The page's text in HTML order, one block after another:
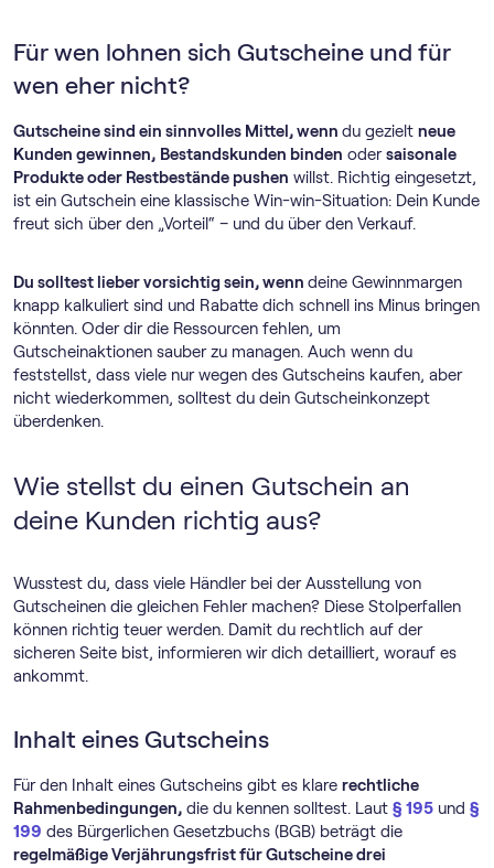
Für wen lohnen sich Gutscheine und für
wen eher nicht?
Gutscheine sind ein sinnvolles Mittel, wenn du gezielt neue
Kunden gewinnen, Bestandskunden binden odersaisonale
Produkte oder Restbestände pushen willst. Richtig eingesetzt,
ist ein Gutschein eine klassische Win-win-Situation: Dein Kunde
freut sich über den „Vorteil“ – und du über den Verkauf.
Du solltest lieber vorsichtig sein, wenn deine Gewinnmargen
knapp kalkuliert sind und Rabatte dich schnell ins Minus bringen
könnten. Oder dir die Ressourcen fehlen, um
Gutscheinaktionen sauber zu managen. Auch wenn du
feststellst, dass viele nur wegen des Gutscheins kaufen, aber
nicht wiederkommen, solltest du dein Gutscheinkonzept
überdenken.
Wie stellst du einen Gutschein an
deine Kunden richtig aus?
Wusstest du, dass viele Händler bei der Ausstellung von
Gutscheinen die gleichen Fehler machen? Diese Stolperfallen
können richtig teuer werden. Damit du rechtlich auf der
sicheren Seite bist, informieren wir dich detailliert, worauf es
ankommt.
Inhalt eines Gutscheins
Für den Inhalt eines Gutscheins gibt es klare rechtliche
Rahmenbedingungen, die du kennen solltest. Laut § 195 und §
199 des Bürgerlichen Gesetzbuchs (BGB) beträgt die
regelmäßige Verjährungsfrist für Gutscheine drei